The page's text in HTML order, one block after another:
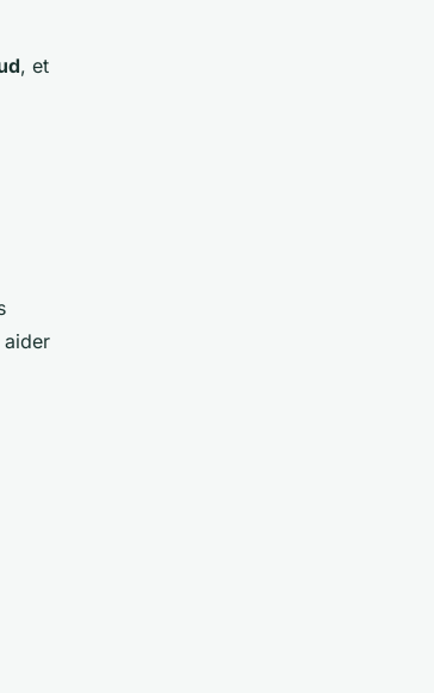
, et
aider